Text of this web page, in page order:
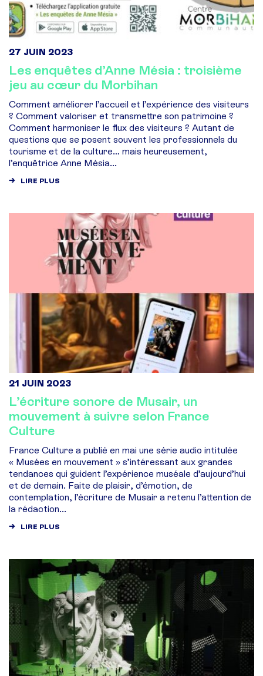
27 JUIN 2023
Les enquêtes d’Anne Mésia : troisième
jeu au cœur du Morbihan
Comment améliorer l’accueil et l’expérience des visiteurs
? Comment valoriser et transmettre son patrimoine ?
Comment harmoniser le flux des visiteurs ? Autant de
questions que se posent souvent les professionnels du
tourisme et de la culture… mais heureusement,
l’enquêtrice Anne Mésia...
LIRE PLUS
21 JUIN 2023
L’écriture sonore de Musair, un
mouvement à suivre selon France
Culture
France Culture a publié en mai une série audio intitulée
« Musées en mouvement » s’intéressant aux grandes
tendances qui guident l’expérience muséale d’aujourd’hui
et de demain. Faite de plaisir, d’émotion, de
contemplation, l’écriture de Musair a retenu l’attention de
la rédaction...
LIRE PLUS